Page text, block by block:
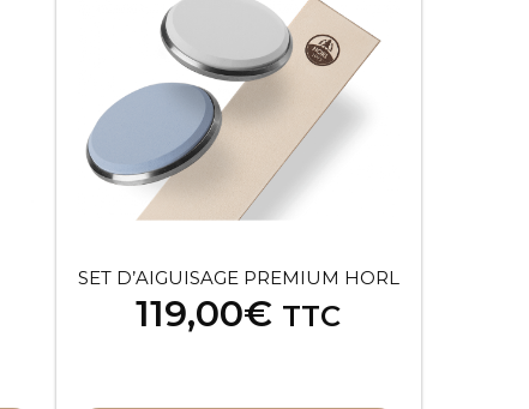
SET D’AIGUISAGE PREMIUM HORL
119,00€ TTC